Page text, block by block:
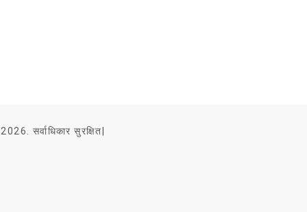
सर्वाधिकार सुरक्षित|